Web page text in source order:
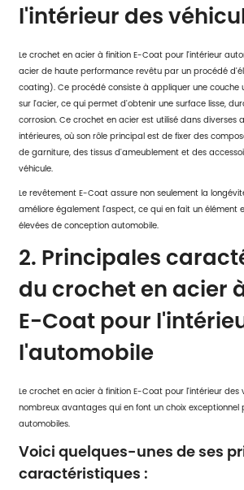
l'intérieur des
Le crochet en acier à finition E-Coat pour l'intérieur
acier de haute performance revêtu par un procédé
coating). Ce procédé consiste à appliquer une couche
sur l'acier, ce qui permet d'obtenir une surface lisse,
corrosion. Ce crochet en acier est utilisé dans diverses
intérieures, où son rôle principal est de fixer des
de garniture, des tissus d'ameublement et des
véhicule.
Le revêtement E-Coat assure non seulement la
améliore également l'aspect, ce qui en fait un élément
élevées de conception automobile.
2. Principales
du crochet en acier
E-Coat pour
l'automobile
Le crochet en acier à finition E-Coat pour l'intérieur des
nombreux avantages qui en font un choix exceptionnel
automobiles.
Voici quelques-unes de ses
caractéristiques :